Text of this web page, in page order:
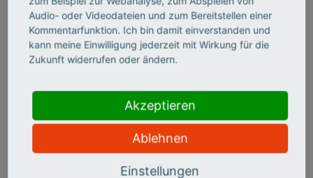
AnkeBrummer-Kohler
RebeccaHarms
Siegfried deWitt
wird von einem Kuratorium geleitet. Es ist
einziges Organ der Stiftung. Neben einem geborenen
Mitglied, das der Stifterverband benennt, gehören dem
Audio- oder Videodateien und zum Bereitstellen einer
Kommentarfunktion. Ich bin damit einverstanden und
kann meine Einwilligung jederzeit mit Wirkung für die
Zukunft widerrufen oder ändern.
Akzeptieren
Ablehnen
Einstellungen